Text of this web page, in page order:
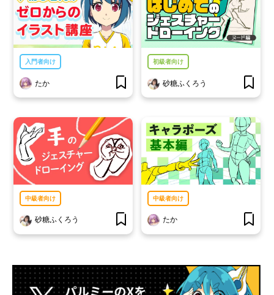
入門者向け
たか
初級者向け
砂糖ふくろう
中級者向け
砂糖ふくろう
中級者向け
たか